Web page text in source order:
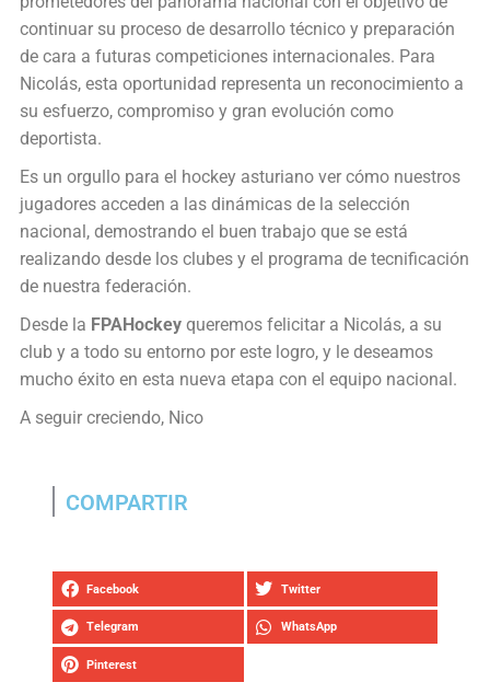
continuar su proceso de desarrollo técnico y preparación
de cara a futuras competiciones internacionales. Para
Nicolás, esta oportunidad representa un reconocimiento a
su esfuerzo, compromiso y gran evolución como
deportista.
Es un orgullo para el hockey asturiano ver cómo nuestros
jugadores acceden a las dinámicas de la selección
nacional, demostrando el buen trabajo que se está
realizando desde los clubes y el programa de tecnificación
de nuestra federación.
Desde la FPAHockeyqueremos felicitar a Nicolás, a su
club y a todo su entorno por este logro, y le deseamos
mucho éxito en esta nueva etapa con el equipo nacional.
A seguir creciendo, Nico
COMPARTIR
Facebook Twitter
Telegram WhatsApp
Pinterest